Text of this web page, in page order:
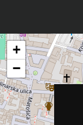
+
−